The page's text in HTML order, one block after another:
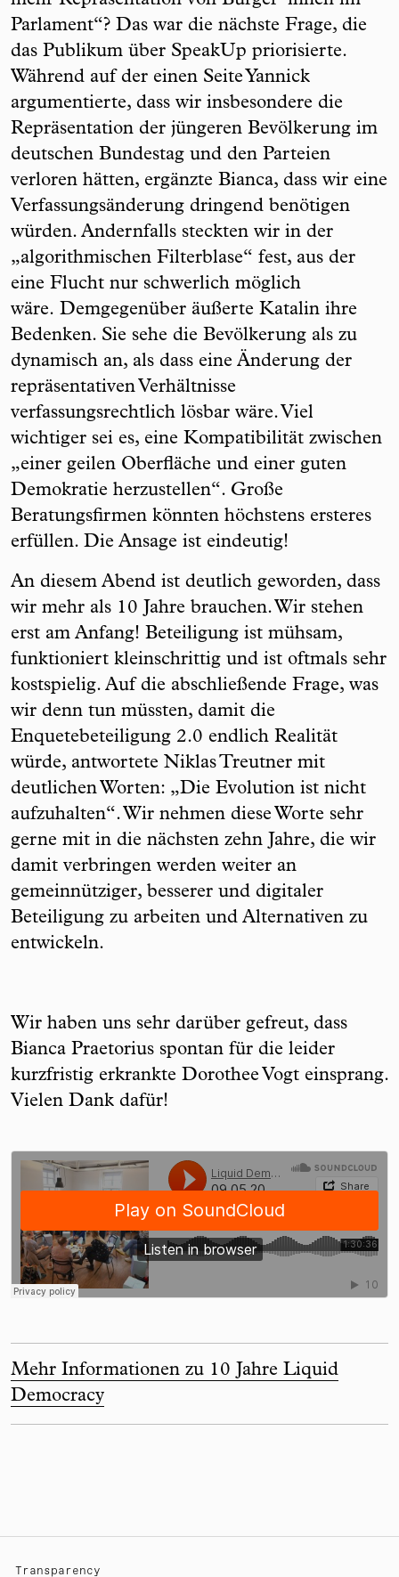
Parlament“? Das war die nächste Frage, die
das Publikum über SpeakUp priorisierte.
Während auf der einen Seite Yannick
argumentierte, dass wir insbesondere die
Repräsentation der jüngeren Bevölkerung im
deutschen Bundestag und den Parteien
verloren hätten, ergänzte Bianca, dass wir eine
Verfassungsänderung dringend benötigen
würden. Andernfalls steckten wir in der
„algorithmischen Filterblase“ fest, aus der
eine Flucht nur schwerlich möglich
wäre. Demgegenüber äußerte Katalin ihre
Bedenken. Sie sehe die Bevölkerung als zu
dynamisch an, als dass eine Änderung der
repräsentativen Verhältnisse
verfassungsrechtlich lösbar wäre. Viel
wichtiger sei es, eine Kompatibilität zwischen
„einer geilen Oberfläche und einer guten
Demokratie herzustellen“. Große
Beratungsfirmen könnten höchstens ersteres
erfüllen. Die Ansage ist eindeutig!
An diesem Abend ist deutlich geworden, dass
wir mehr als 10 Jahre brauchen. Wir stehen
erst am Anfang! Beteiligung ist mühsam,
funktioniert kleinschrittig und ist oftmals sehr
kostspielig. Auf die abschließende Frage, was
wir denn tun müssten, damit die
Enquetebeteiligung 2.0 endlich Realität
würde, antwortete Niklas Treutner mit
deutlichen Worten: „Die Evolution ist nicht
aufzuhalten“. Wir nehmen diese Worte sehr
gerne mit in die nächsten zehn Jahre, die wir
damit verbringen werden weiter an
gemeinnütziger, besserer und digitaler
Beteiligung zu arbeiten und Alternativen zu
entwickeln.
Wir haben uns sehr darüber gefreut, dass
Bianca Praetorius spontan für die leider
kurzfristig erkrankte Dorothee Vogt einsprang.
Vielen Dank dafür!
Mehr Informationen zu 10 Jahre Liquid
Democracy
Transparency